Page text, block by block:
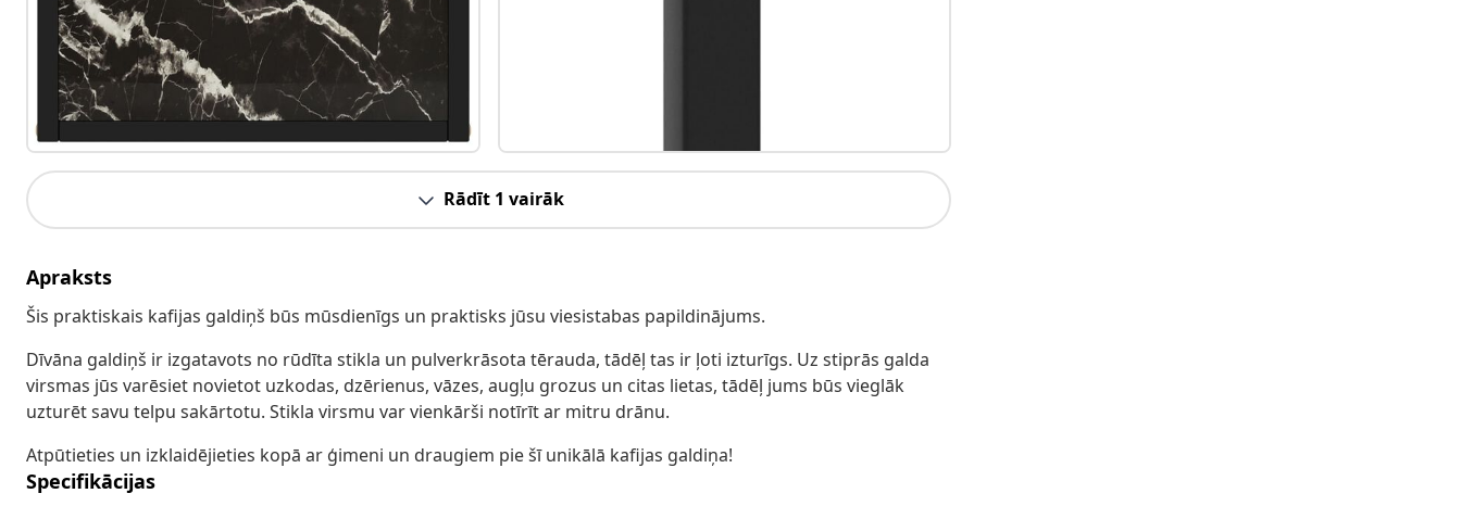
Rādīt 1 vairāk
Apraksts
Šis praktiskais kafijas galdiņš būs mūsdienīgs un praktisks jūsu viesistabas papildinājums.
Dīvāna galdiņš ir izgatavots no rūdīta stikla un pulverkrāsota tērauda, tādēļ tas ir ļoti izturīgs. Uz stiprās galda
virsmas jūs varēsiet novietot uzkodas, dzērienus, vāzes, augļu grozus un citas lietas, tādēļ jums būs vieglāk
uzturēt savu telpu sakārtotu. Stikla virsmu var vienkārši notīrīt ar mitru drānu.
Atpūtieties un izklaidējieties kopā ar ģimeni un draugiem pie šī unikālā kafijas galdiņa!
Specifikācijas